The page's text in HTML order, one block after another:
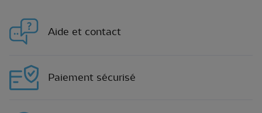
Aide et contact
Paiement sécurisé